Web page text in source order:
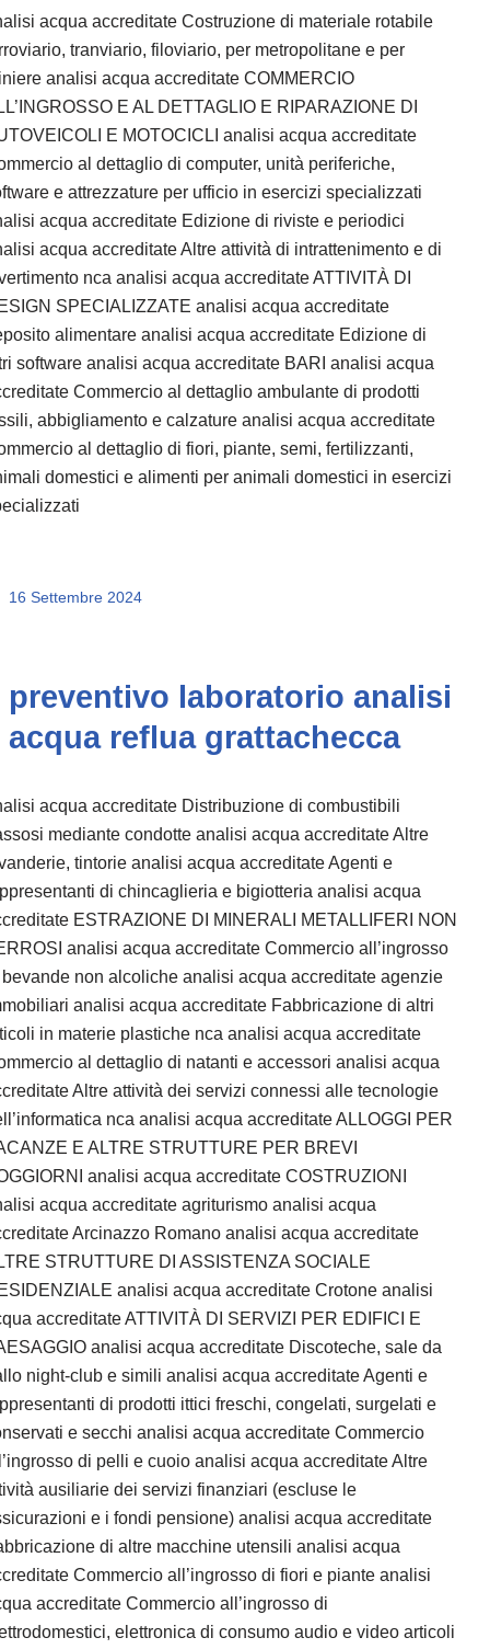
acqua accreditate Costruzione di materiale rotabile
tranviario, filoviario, per metropolitane e per
analisi acqua accreditate COMMERCIO
E AL DETTAGLIO E RIPARAZIONE DI
E MOTOCICLI analisi acqua accreditate
al dettaglio di computer, unità periferiche,
e attrezzature per ufficio in esercizi specializzati
acqua accreditate Edizione di riviste e periodici
acqua accreditate Altre attività di intrattenimento e di
nca analisi acqua accreditate ATTIVITÀ DI
SPECIALIZZATE analisi acqua accreditate
alimentare analisi acqua accreditate Edizione di
software analisi acqua accreditate BARI analisi acqua
Commercio al dettaglio ambulante di prodotti
abbigliamento e calzature analisi acqua accreditate
al dettaglio di fiori, piante, semi, fertilizzanti,
domestici e alimenti per animali domestici in esercizi
16 Settembre 2024
preventivo laboratorio analisi
acqua reflua grattachecca
acqua accreditate Distribuzione di combustibili
mediante condotte analisi acqua accreditate Altre
tintorie analisi acqua accreditate Agenti e
di chincaglieria e bigiotteria analisi acqua
ESTRAZIONE DI MINERALI METALLIFERI NON
analisi acqua accreditate Commercio all’ingrosso
non alcoliche analisi acqua accreditate agenzie
analisi acqua accreditate Fabbricazione di altri
in materie plastiche nca analisi acqua accreditate
al dettaglio di natanti e accessori analisi acqua
Altre attività dei servizi connessi alle tecnologie
nca analisi acqua accreditate ALLOGGI PER
E ALTRE STRUTTURE PER BREVI
analisi acqua accreditate COSTRUZIONI
acqua accreditate agriturismo analisi acqua
Arcinazzo Romano analisi acqua accreditate
STRUTTURE DI ASSISTENZA SOCIALE
analisi acqua accreditate Crotone analisi
accreditate ATTIVITÀ DI SERVIZI PER EDIFICI E
analisi acqua accreditate Discoteche, sale da
night-club e simili analisi acqua accreditate Agenti e
di prodotti ittici freschi, congelati, surgelati e
e secchi analisi acqua accreditate Commercio
di pelli e cuoio analisi acqua accreditate Altre
ausiliarie dei servizi finanziari (escluse le
e i fondi pensione) analisi acqua accreditate
di altre macchine utensili analisi acqua
Commercio all’ingrosso di fiori e piante analisi
accreditate Commercio all’ingrosso di
elettronica di consumo audio e video articoli